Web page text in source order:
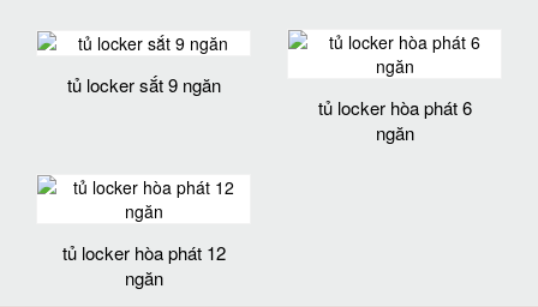
tủ locker sắt 9 ngăn
tủ locker hòa phát 6
ngăn
tủ locker hòa phát 12
ngăn